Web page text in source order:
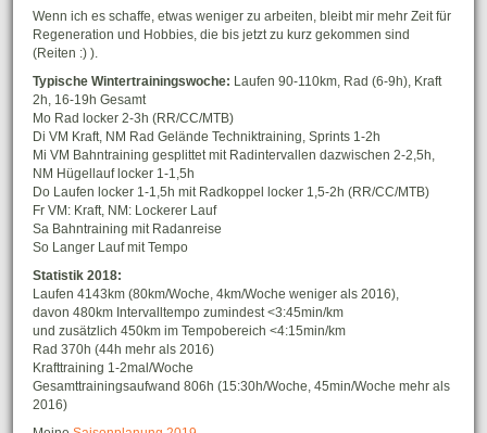
Wenn ich es schaffe, etwas weniger zu arbeiten, bleibt mir mehr Zeit für
Regeneration und Hobbies, die bis jetzt zu kurz gekommen sind
(Reiten :) ).
Typische Wintertrainingswoche: Laufen 90-110km, Rad (6-9h), Kraft
2h, 16-19h Gesamt
Mo Rad locker 2-3h (RR/CC/MTB)
Di VM Kraft, NM Rad Gelände Techniktraining, Sprints 1-2h
Mi VM Bahntraining gesplittet mit Radintervallen dazwischen 2-2,5h,
NM Hügellauf locker 1-1,5h
Do Laufen locker 1-1,5h mit Radkoppel locker 1,5-2h (RR/CC/MTB)
Fr VM: Kraft, NM: Lockerer Lauf
Sa Bahntraining mit Radanreise
So Langer Lauf mit Tempo
Statistik 2018:
Laufen 4143km (80km/Woche, 4km/Woche weniger als 2016),
davon 480km Intervalltempo zumindest <3:45min/km
und zusätzlich 450km im Tempobereich <4:15min/km
Rad 370h (44h mehr als 2016)
Krafttraining 1-2mal/Woche
Gesamttrainingsaufwand 806h (15:30h/Woche, 45min/Woche mehr als
2016)